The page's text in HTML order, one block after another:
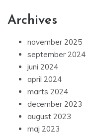
Archives
november 2025
september 2024
juni 2024
april 2024
marts 2024
december 2023
august 2023
maj 2023